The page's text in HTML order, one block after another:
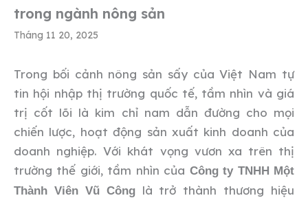
trong ngành nông sản
Tháng 11 20, 2025
Trong bối cảnh nông sản sấy của Việt Nam tự
tin hội nhập thị trường quốc tế, tầm nhìn và giá
trị cốt lõi là kim chỉ nam dẫn đường cho mọi
chiến lược, hoạt động sản xuất kinh doanh của
doanh nghiệp. Với khát vọng vươn xa trên thị
trường thế giới, tầm nhìn của Công ty TNHH Một
Thành Viên Vũ Cônglà trở thành thương hiệu